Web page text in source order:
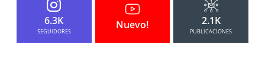
6.3K
SEGUIDORES
Nuevo! 2.1K
PUBLICACIONES